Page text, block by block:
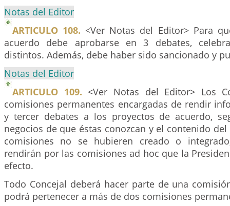
Notas del Editor
ARTICULO 108. <Ver Notas del Editor> Para
acuerdo debe aprobarse en 3 debates,
distintos. Además, debe haber sido sancionado y
Notas del Editor
ARTICULO 109. <Ver Notas del Editor> Los
comisiones permanentes encargadas de rendir
y tercer debates a los proyectos de acuerdo,
negocios de que éstas conozcan y el contenido
comisiones no se hubieren creado o
rendirán por las comisiones ad hoc que la
efecto.
Todo Concejal deberá hacer parte de una
podrá pertenecer a más de dos comisiones